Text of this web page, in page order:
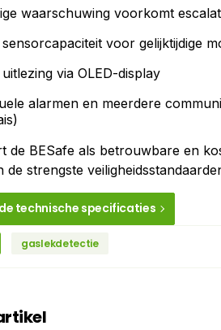
waarschuwing voorkomt
voor gelijktijdige
uitlezing via OLED-display
alarmen en meerdere
de BESafe als betrouwbare en
de strengste
technische specificaties
gaslekdetectie